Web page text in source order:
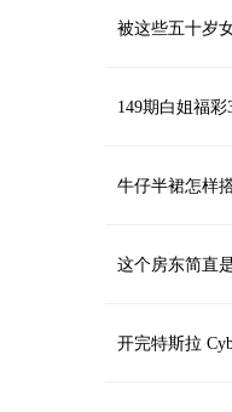
荐被这些五十岁
尚又减龄，出门
149期白姐福
注参考
牛仔半裙怎样
三类上衣，美得
这个房东简直
开完特斯拉